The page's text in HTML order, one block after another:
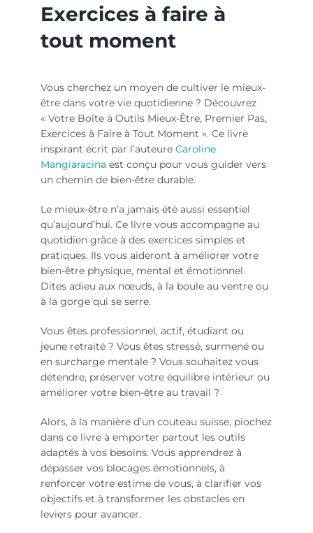
Exercices à faire à
tout moment
Vous cherchez un moyen de cultiver le mieux-
être dans votre vie quotidienne ? Découvrez
« Votre Boîte à Outils Mieux-Être, Premier Pas,
Exercices à Faire à Tout Moment ». Ce livre
inspirant écrit par l’auteureCaroline
Mangiaracina est conçu pour vous guider vers
un chemin de bien-être durable.
Le mieux-être n’a jamais été aussi essentiel
qu’aujourd’hui. Ce livre vous accompagne au
quotidien grâce à des exercices simples et
pratiques. Ils vous aideront à améliorer votre
bien-être physique, mental et émotionnel.
Dites adieu aux nœuds, à la boule au ventre ou
à la gorge qui se serre.
Vous êtes professionnel, actif, étudiant ou
jeune retraité ? Vous êtes stressé, surmené ou
en surcharge mentale ? Vous souhaitez vous
détendre, préserver votre équilibre intérieur ou
améliorer votre bien-être au travail ?
Alors, à la manière d’un couteau suisse, piochez
dans ce livre à emporter partout les outils
adaptés à vos besoins. Vous apprendrez à
dépasser vos blocages émotionnels, à
renforcer votre estime de vous, à clarifier vos
objectifs et à transformer les obstacles en
leviers pour avancer.